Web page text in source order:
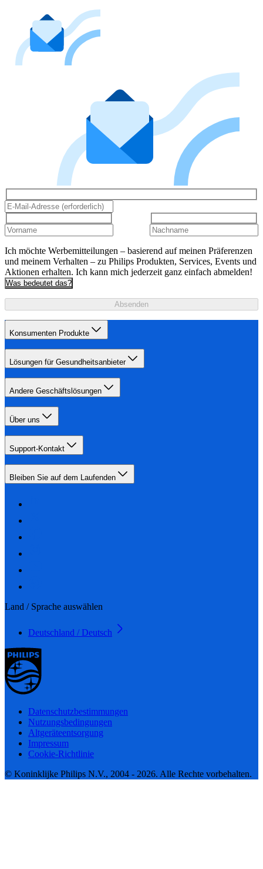
Ich möchte Werbemitteilungen – basierend auf meinen Präferenzen
und meinem Verhalten – zu Philips Produkten, Services, Events und
Aktionen erhalten. Ich kann mich jederzeit ganz einfach abmelden!
Was bedeutet das?
Absenden
Konsumenten Produkte
Lösungen für Gesundheitsanbieter
Andere Geschäftslösungen
Über uns
Support-Kontakt
Bleiben Sie auf dem Laufenden
Land / Sprache auswählen
Deutschland / Deutsch
Datenschutzbestimmungen
Nutzungsbedingungen
Altgeräteentsorgung
Impressum
Cookie-Richtlinie
© Koninklijke Philips N.V., 2004 - 2026. Alle Rechte vorbehalten.